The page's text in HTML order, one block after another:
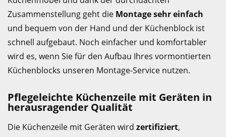
Zusammenstellung geht die Montage sehr einfach
und bequem von der Hand und der Küchenblock ist
schnell aufgebaut. Noch einfacher und komfortabler
wird es, wenn Sie für den Aufbau Ihres vormontierten
Küchenblocks unseren Montage-Service nutzen.
Pflegeleichte Küchenzeile mit Geräten in
herausragender Qualität
Die Küchenzeile mit Geräten wird zertifiziert,